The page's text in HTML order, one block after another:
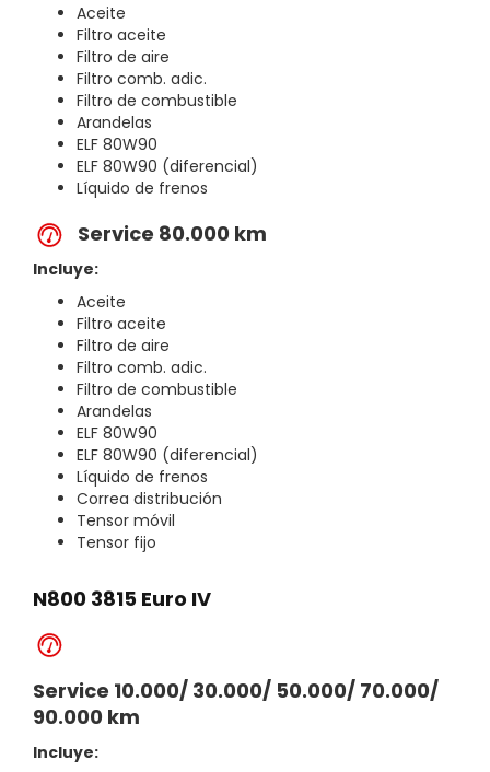
Aceite
Filtro aceite
Filtro de aire
Filtro comb. adic.
Filtro de combustible
Arandelas
ELF 80W90
ELF 80W90 (diferencial)
Líquido de frenos
Service 80.000 km
Incluye:
Aceite
Filtro aceite
Filtro de aire
Filtro comb. adic.
Filtro de combustible
Arandelas
ELF 80W90
ELF 80W90 (diferencial)
Líquido de frenos
Correa distribución
Tensor móvil
Tensor fijo
N800 3815 Euro IV
Service 10.000/ 30.000/ 50.000/ 70.000/
90.000 km
Incluye: